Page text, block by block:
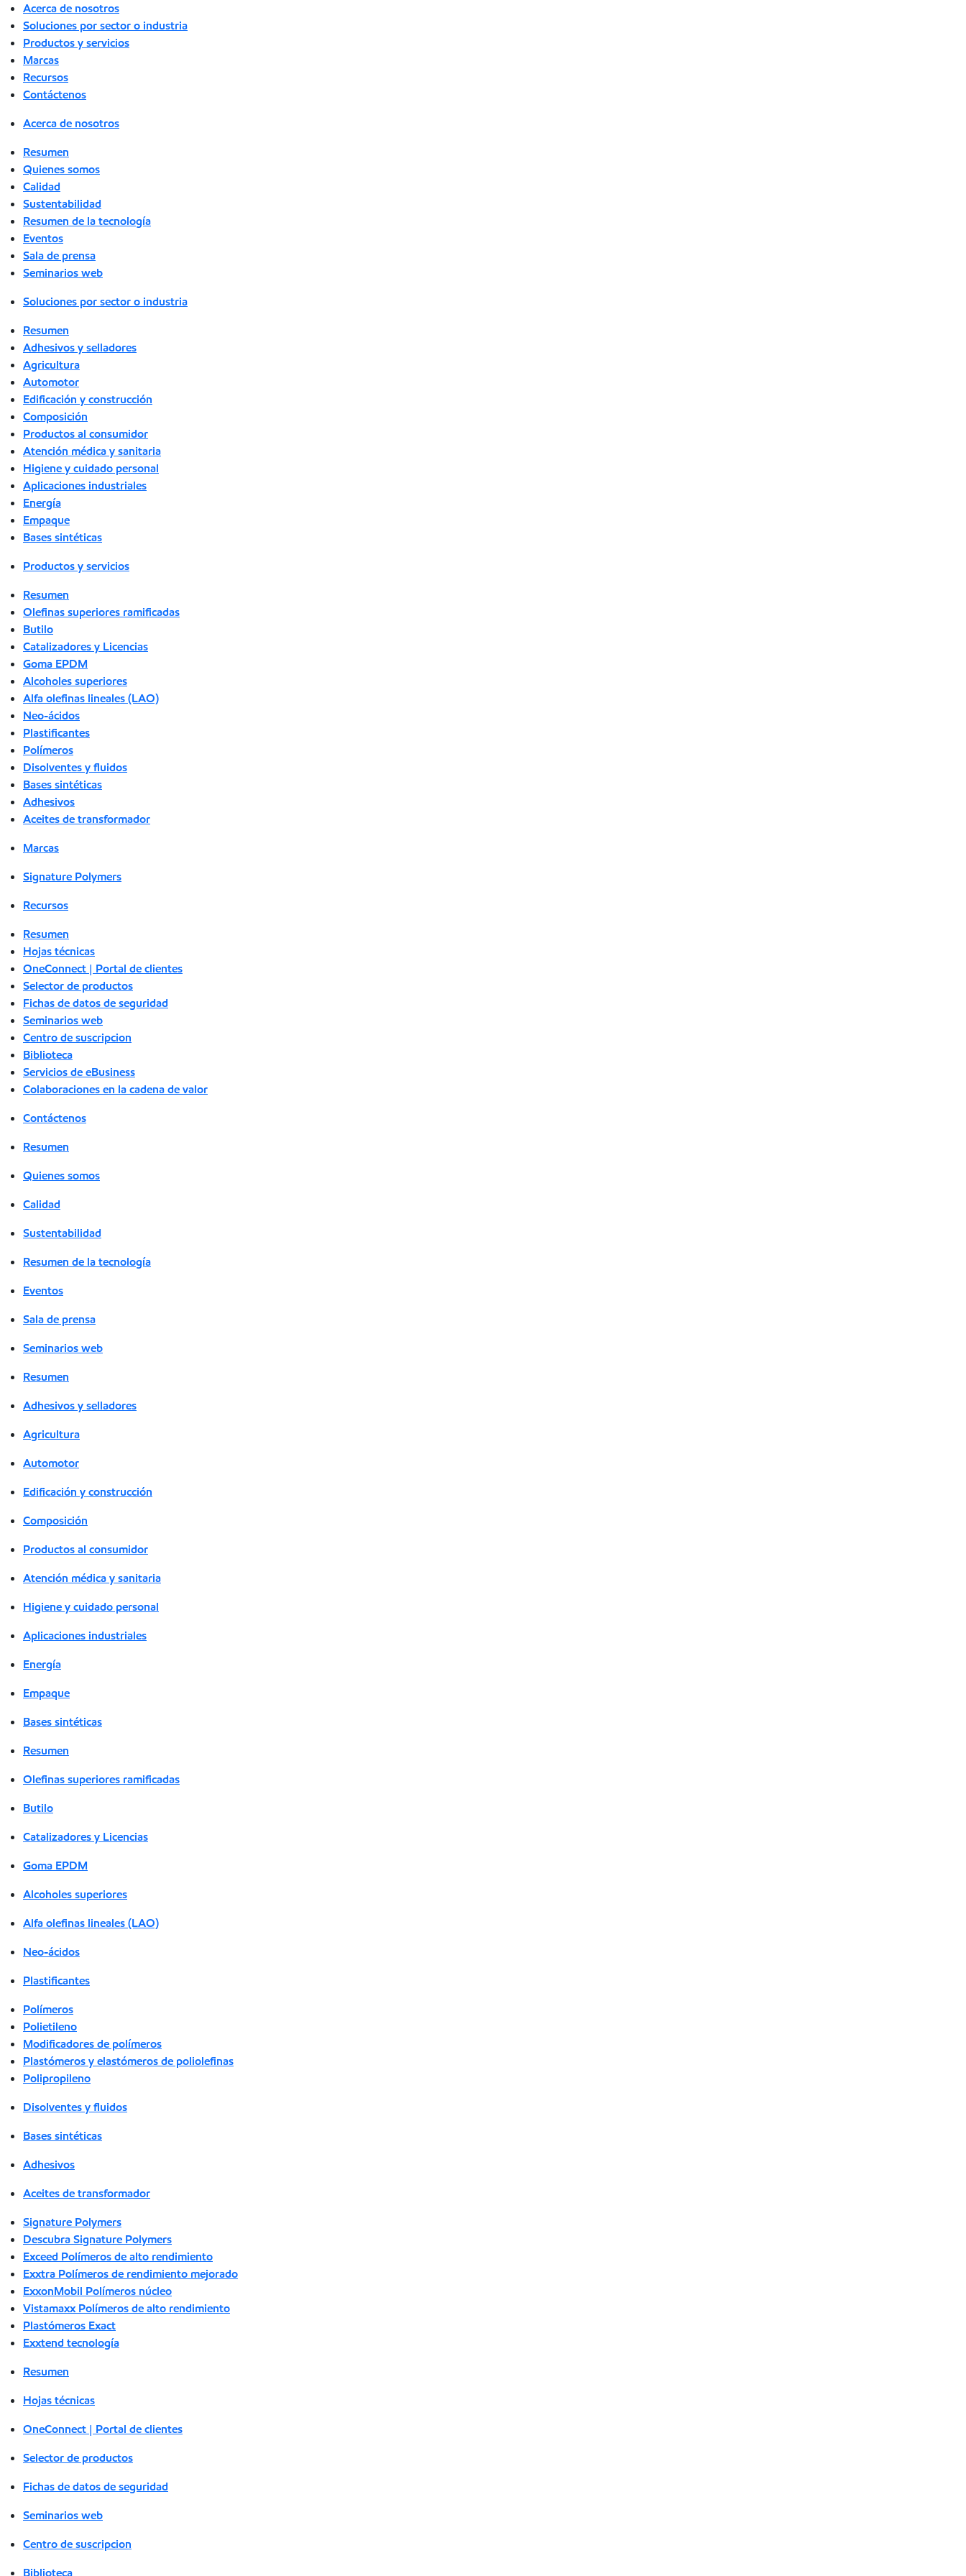
Acerca de nosotros
Soluciones por sector o industria
Productos y servicios
Marcas
Recursos
Contáctenos
Acerca de nosotros
Resumen
Quienes somos
Calidad
Sustentabilidad
Resumen de la tecnología
Eventos
Sala de prensa
Seminarios web
Soluciones por sector o industria
Resumen
Adhesivos y selladores
Agricultura
Automotor
Edificación y construcción
Composición
Productos al consumidor
Atención médica y sanitaria
Higiene y cuidado personal
Aplicaciones industriales
Energía
Empaque
Bases sintéticas
Productos y servicios
Resumen
Olefinas superiores ramificadas
Butilo
Catalizadores y Licencias
Goma EPDM
Alcoholes superiores
Alfa olefinas lineales (LAO)
Neo-ácidos
Plastificantes
Polímeros
Disolventes y fluidos
Bases sintéticas
Adhesivos
Aceites de transformador
Marcas
Signature Polymers
Recursos
Resumen
Hojas técnicas
OneConnect | Portal de clientes
Selector de productos
Fichas de datos de seguridad
Seminarios web
Centro de suscripcion
Biblioteca
Servicios de eBusiness
Colaboraciones en la cadena de valor
Contáctenos
Resumen
Quienes somos
Calidad
Sustentabilidad
Resumen de la tecnología
Eventos
Sala de prensa
Seminarios web
Resumen
Adhesivos y selladores
Agricultura
Automotor
Edificación y construcción
Composición
Productos al consumidor
Atención médica y sanitaria
Higiene y cuidado personal
Aplicaciones industriales
Energía
Empaque
Bases sintéticas
Resumen
Olefinas superiores ramificadas
Butilo
Catalizadores y Licencias
Goma EPDM
Alcoholes superiores
Alfa olefinas lineales (LAO)
Neo-ácidos
Plastificantes
Polímeros
Polietileno
Modificadores de polímeros
Plastómeros y elastómeros de poliolefinas
Polipropileno
Disolventes y fluidos
Bases sintéticas
Adhesivos
Aceites de transformador
Signature Polymers
Descubra Signature Polymers
Exceed Polímeros de alto rendimiento
Exxtra Polímeros de rendimiento mejorado
ExxonMobil Polímeros núcleo
Vistamaxx Polímeros de alto rendimiento
Plastómeros Exact
Exxtend tecnología
Resumen
Hojas técnicas
OneConnect | Portal de clientes
Selector de productos
Fichas de datos de seguridad
Seminarios web
Centro de suscripcion
Biblioteca